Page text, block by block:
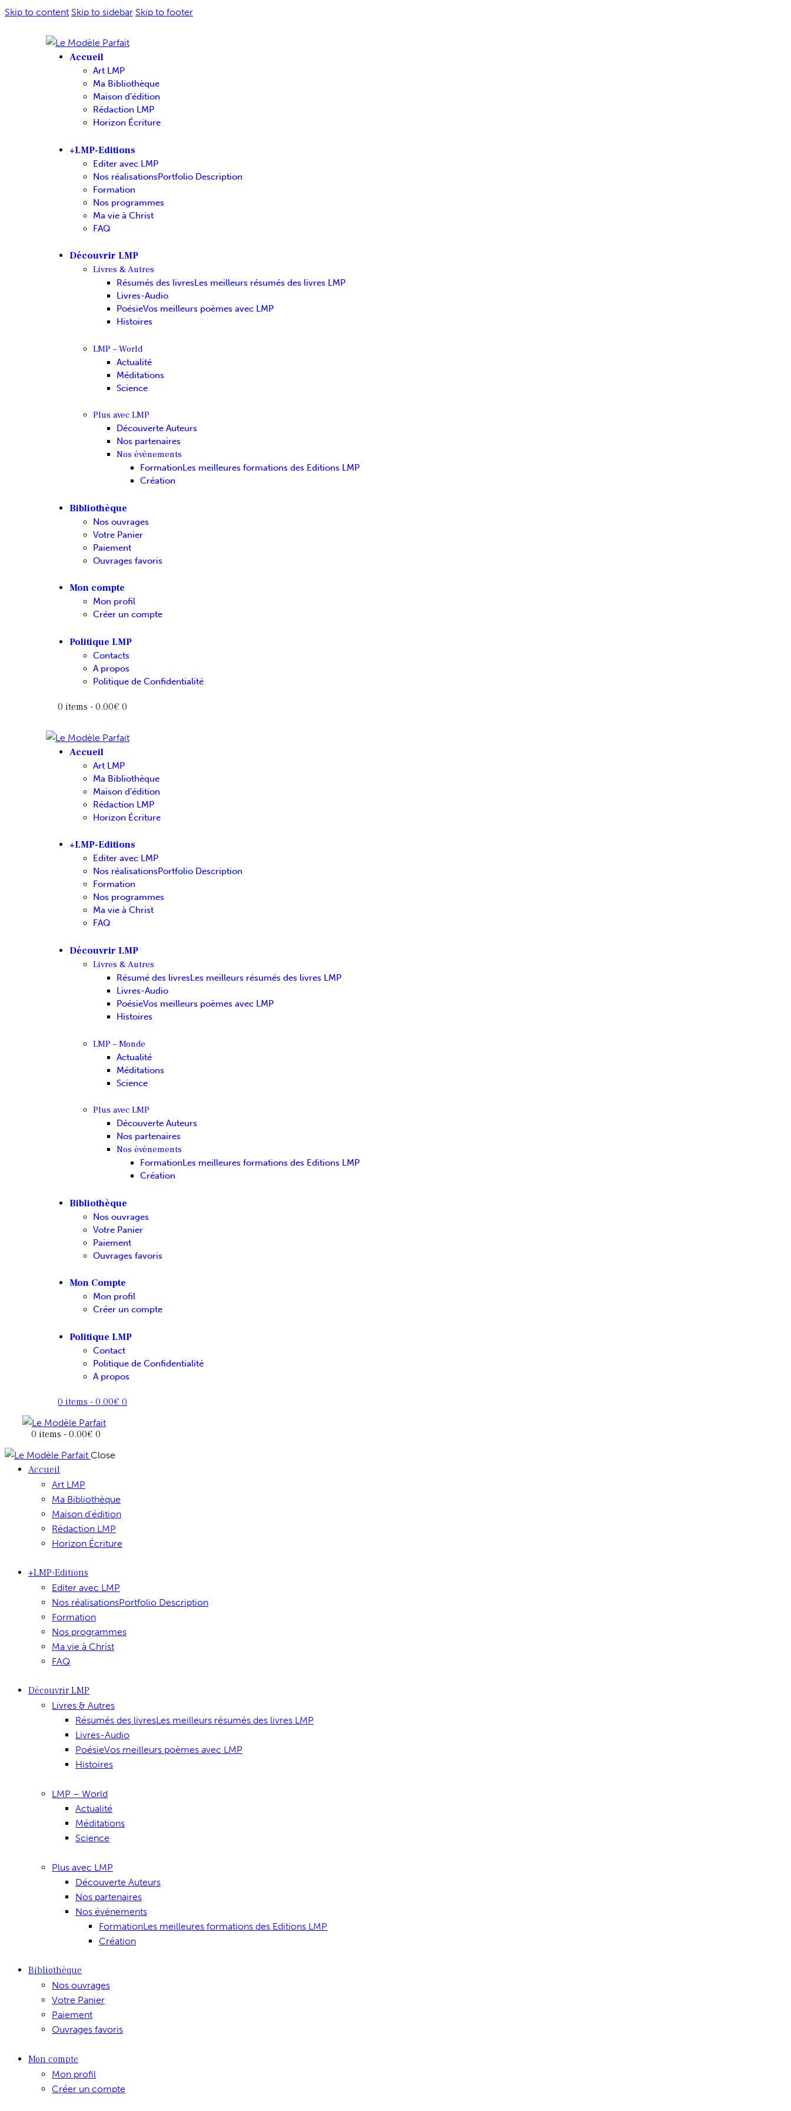
Skip to content Skip to sidebar Skip to footer
Accueil
Art LMP
Ma Bibliothèque
Maison d’édition
Rédaction LMP
Horizon Écriture
+LMP-Editions
Editer avec LMP
Nos réalisationsPortfolio Description
Formation
Nos programmes
Ma vie à Christ
FAQ
Découvrir LMP
Livres & Autres
Résumés des livresLes meilleurs résumés des livres LMP
Livres-Audio
PoésieVos meilleurs poèmes avec LMP
Histoires
LMP – World
Actualité
Méditations
Science
Plus avec LMP
Découverte Auteurs
Nos partenaires
Nos événements
FormationLes meilleures formations des Editions LMP
Création
Bibliothèque
Nos ouvrages
Votre Panier
Paiement
Ouvrages favoris
Mon compte
Mon profil
Créer un compte
Politique LMP
Contacts
A propos
Politique de Confidentialité
0 items - 0.00€ 0
Accueil
Art LMP
Ma Bibliothèque
Maison d’édition
Rédaction LMP
Horizon Écriture
+LMP-Editions
Editer avec LMP
Nos réalisations Portfolio Description
Formation
Nos programmes
Ma vie à Christ
FAQ
Découvrir LMP
Livres & Autres
Résumé des livresLes meilleurs résumés des livres LMP
Livres-Audio
PoésieVos meilleurs poèmes avec LMP
Histoires
LMP – Monde
Actualité
Méditations
Science
Plus avec LMP
Découverte Auteurs
Nos partenaires
Nos événements
FormationLes meilleures formations des Editions LMP
Création
Bibliothèque
Nos ouvrages
Votre Panier
Paiement
Ouvrages favoris
Mon Compte
Mon profil
Créer un compte
Politique LMP
Contact
Politique de Confidentialité
A propos
0 items - 0.00€ 0
0 items - 0.00€ 0
Close
Accueil
Art LMP
Ma Bibliothèque
Maison d’édition
Rédaction LMP
Horizon Écriture
+LMP-Editions
Editer avec LMP
Nos réalisationsPortfolio Description
Formation
Nos programmes
Ma vie à Christ
FAQ
Découvrir LMP
Livres & Autres
Résumés des livresLes meilleurs résumés des livres LMP
Livres-Audio
PoésieVos meilleurs poèmes avec LMP
Histoires
LMP – World
Actualité
Méditations
Science
Plus avec LMP
Découverte Auteurs
Nos partenaires
Nos événements
FormationLes meilleures formations des Editions LMP
Création
Bibliothèque
Nos ouvrages
Votre Panier
Paiement
Ouvrages favoris
Mon compte
Mon profil
Créer un compte